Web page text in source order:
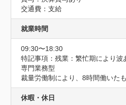
交通費：支給
就業時間
09:30〜18:30
特記事項：残業：繁忙期により波
専門業務型
裁量労働制により、8時間働いた
休暇・休日